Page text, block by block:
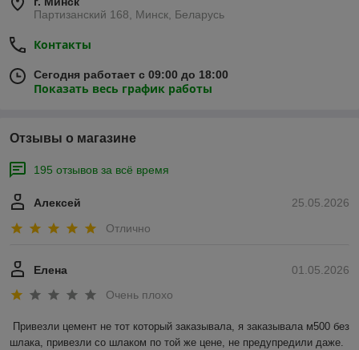
Партизанский 168, Минск, Беларусь
Контакты
Сегодня работает с 09:00 до 18:00
Показать весь график работы
Отзывы о магазине
195 отзывов за всё время
25.05.2026
Алексей
Отлично
01.05.2026
Елена
Очень плохо
Привезли цемент не тот который заказывала, я заказывала м500 без
шлака, привезли со шлаком по той же цене, не предупредили даже.